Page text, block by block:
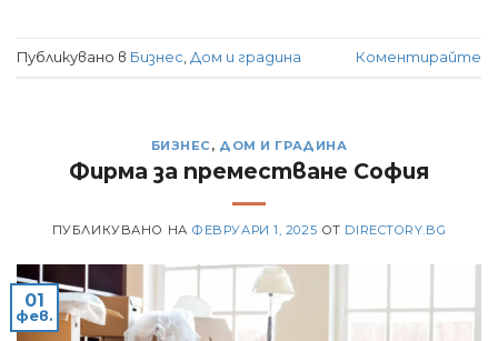
Публикувано в Бизнес Дом и градина Коментирайте
БИЗНЕС, ДОМ И ГРАДИНА
Фирма за преместване София
ПУБЛИКУВАНО НА ФЕВРУАРИ 1, 2025 ОТ DIRECTORY.BG
01
фев.